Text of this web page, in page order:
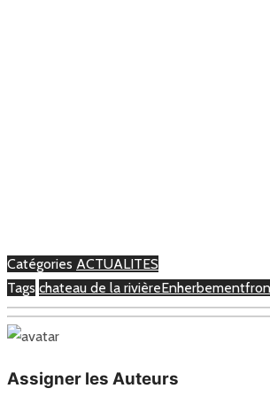
Catégories ACTUALITES
Tags chateau de la rivièreEnherbement
Assigner les Auteurs